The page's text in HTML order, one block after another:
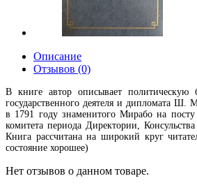
Описание
Отзывов (0)
В книге автор описывает политическую
государственного деятеля и дипломата Ш.
в 1791 году знаменитого Мирабо на посту
комитета периода Директории,
Книга рассчитана на широкий круг
состояние хорошее)
Нет отзывов о данном товаре.